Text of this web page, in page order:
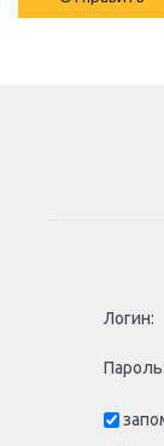
Логин:
Пароль: